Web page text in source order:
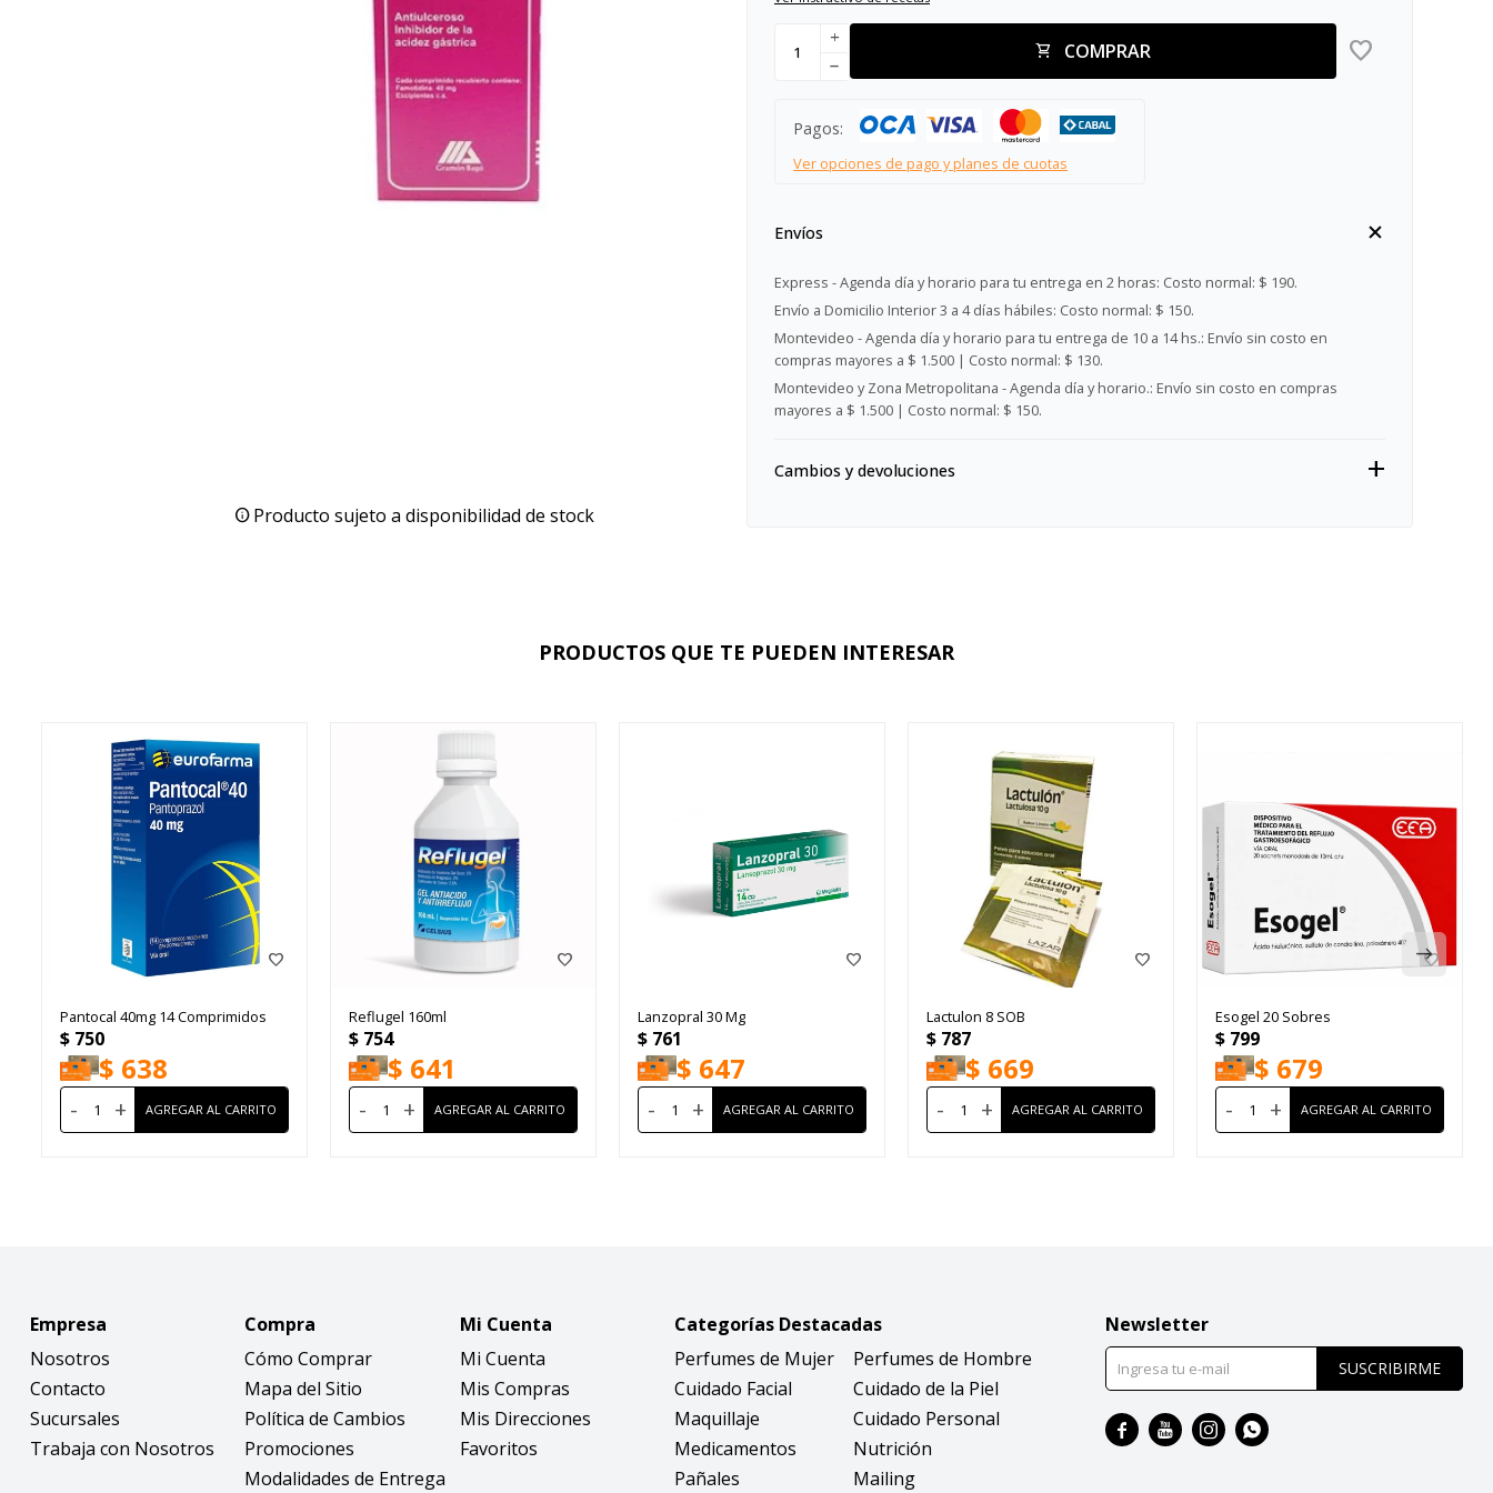
Producto sujeto a disponibilidad de stock
COMPRAR
add
remove
Pagos:
Ver opciones de pago y planes de cuotas
Envíos
Express - Agenda día y horario para tu entrega en 2 horas: Costo normal: $ 190.
Envío a Domicilio Interior 3 a 4 días hábiles: Costo normal: $ 150.
Montevideo - Agenda día y horario para tu entrega de 10 a 14 hs.: Envío sin costo en
compras mayores a $ 1.500 | Costo normal: $ 130.
Montevideo y Zona Metropolitana - Agenda día y horario.: Envío sin costo en compras
mayores a $ 1.500 | Costo normal: $ 150.
Cambios y devoluciones
PRODUCTOS QUE TE PUEDEN INTERESAR
Pantocal 40mg 14 Comprimidos
$ 750
$ 638
- +
Reflugel 160ml
$ 754
$ 641
- +
Lanzopral 30 Mg
$ 761
$ 647
- +
Lactulon 8 SOB
$ 787
$ 669
- +
Esogel 20 Sobres
$ 799
$ 679
- +
Empresa
Nosotros
Contacto
Sucursales
Trabaja con Nosotros
Compra
Cómo Comprar
Mapa del Sitio
Política de Cambios
Promociones
Modalidades de Entrega
Mi Cuenta
Mi Cuenta
Mis Compras
Mis Direcciones
Favoritos
Categorías Destacadas
Perfumes de Mujer
Perfumes de Hombre
Cuidado Facial
Cuidado de la Piel
Maquillaje
Cuidado Personal
Medicamentos
Nutrición
Pañales
Mailing
Newsletter
SUSCRIBIRME
   